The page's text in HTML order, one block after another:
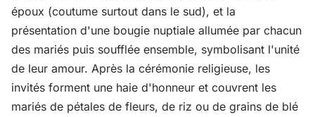
époux (coutume surtout dans le sud), et la
présentation d'une bougie nuptiale allumée par chacun
des mariés puis soufflée ensemble, symbolisant l'unité
de leur amour. Après la cérémonie religieuse, les
invités forment une haie d'honneur et couvrent les
mariés de pétales de fleurs, de riz ou de grains de blé